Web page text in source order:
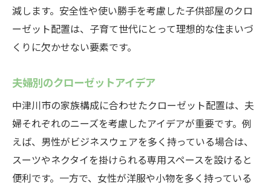
減します。安全性や使い勝手を考慮した子供部屋のクロ
ーゼット配置は、子育て世代にとって理想的な住まいづ
くりに欠かせない要素です。
夫婦別のクローゼットアイデア
中津川市の家族構成に合わせたクローゼット配置は、夫
婦それぞれのニーズを考慮したアイデアが重要です。例
えば、男性がビジネスウェアを多く持っている場合は、
スーツやネクタイを掛けられる専用スペースを設けると
便利です。一方で、女性が洋服や小物を多く持っている